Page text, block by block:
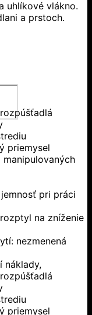
uhlíkové vlákno.
a prstoch.
priemysel
manipulovaných
pri práci
na zníženie
nezmenená
náklady,
priemysel